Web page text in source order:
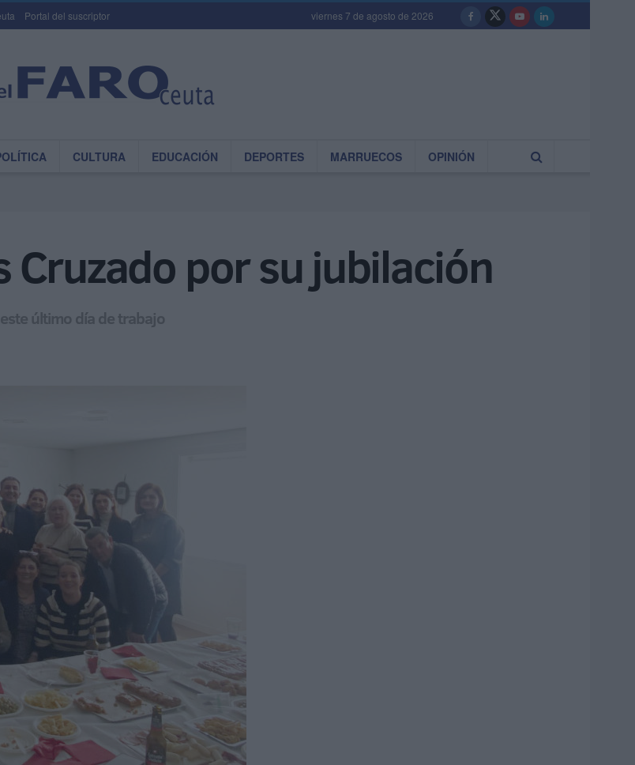
Portal del suscriptor viernes 7 de agosto de 2026
CULTURA EDUCACIÓN DEPORTES MARRUECOS OPINIÓN
Cruzado por su jubilación
último día de trabajo